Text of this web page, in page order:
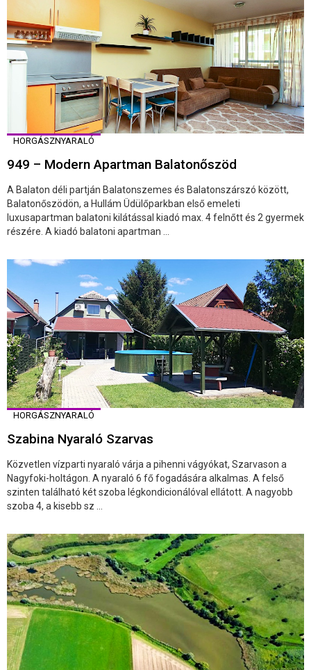
HORGÁSZNYARALÓ
949 – Modern Apartman Balatonőszöd
A Balaton déli partján Balatonszemes és Balatonszárszó között,
Balatonőszödön, a Hullám Üdülőparkban első emeleti
luxusapartman balatoni kilátással kiadó max. 4 felnőtt és 2 gyermek
részére. A kiadó balatoni apartman ...
HORGÁSZNYARALÓ
Szabina Nyaraló Szarvas
️Közvetlen vízparti nyaraló várja a pihenni vágyókat, Szarvason a
Nagyfoki-holtágon. A nyaraló 6 fő fogadására alkalmas. ️A felső
szinten található két szoba légkondicionálóval ellátott. A nagyobb
szoba 4, a kisebb sz ...